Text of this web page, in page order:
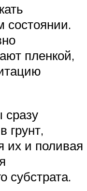
состоянии.
пленкой,
сразу
грунт,
их и поливая
субстрата.